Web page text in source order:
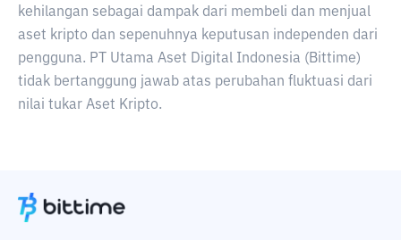
kehilangan sebagai dampak dari membeli dan menjual
aset kripto dan sepenuhnya keputusan independen dari
pengguna. PT Utama Aset Digital Indonesia (Bittime)
tidak bertanggung jawab atas perubahan fluktuasi dari
nilai tukar Aset Kripto.